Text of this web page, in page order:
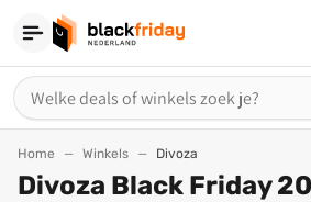
Home Winkels Divoza
Divoza Black Friday